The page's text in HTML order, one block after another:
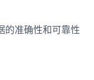
的准确性和可靠性